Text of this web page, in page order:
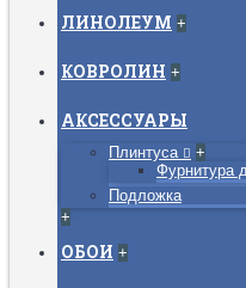
ЛИНОЛЕУМ +
КОВРОЛИН +
АКСЕССУАРЫ
Плинтуса
+
Фурнитура
Подложка
+
ОБОИ +